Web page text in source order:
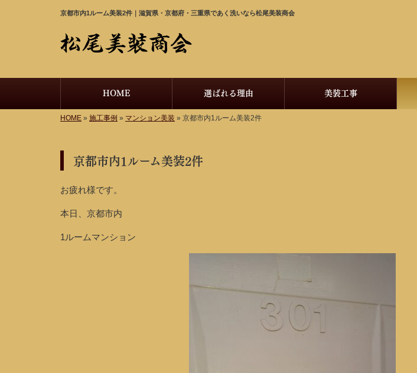
京都市内1ルーム美装2件｜滋賀県・京都府・三重県であく洗いなら松尾美装商会
HOME 選ばれる理由 美装工事
HOME » 施工事例 » マンション美装 » 京都市内1ルーム美装2件
京都市内1ルーム美装2件
お疲れ様です。
本日、京都市内
1ルームマンション